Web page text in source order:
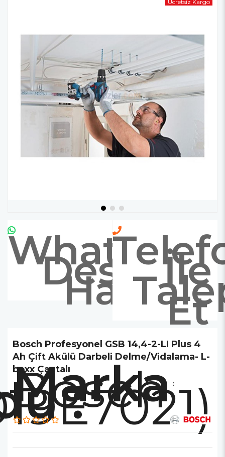
Ücretsiz Kargo
Whatsapp
Destek
Hattıİle
Et
Bosch Profesyonel GSB 14,4-2-LI Plus 4
Ah Çift Akülü Darbeli Delme/Vidalama- L-
boxx Çantalı
Marka :
Bosch